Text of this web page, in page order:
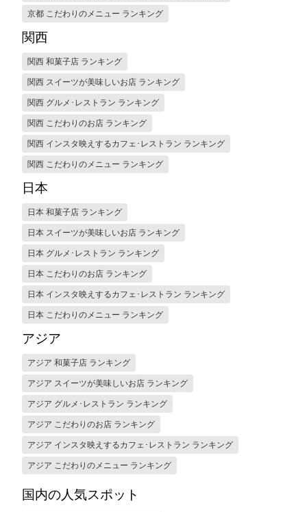
京都 こだわりのメニュー ランキング
関西
関西 和菓子店 ランキング
関西 スイーツが美味しいお店 ランキング
関西 グルメ･レストラン ランキング
関西 こだわりのお店 ランキング
関西 インスタ映えするカフェ･レストラン ランキング
関西 こだわりのメニュー ランキング
日本
日本 和菓子店 ランキング
日本 スイーツが美味しいお店 ランキング
日本 グルメ･レストラン ランキング
日本 こだわりのお店 ランキング
日本 インスタ映えするカフェ･レストラン ランキング
日本 こだわりのメニュー ランキング
アジア
アジア 和菓子店 ランキング
アジア スイーツが美味しいお店 ランキング
アジア グルメ･レストラン ランキング
アジア こだわりのお店 ランキング
アジア インスタ映えするカフェ･レストラン ランキング
アジア こだわりのメニュー ランキング
国内の人気スポット